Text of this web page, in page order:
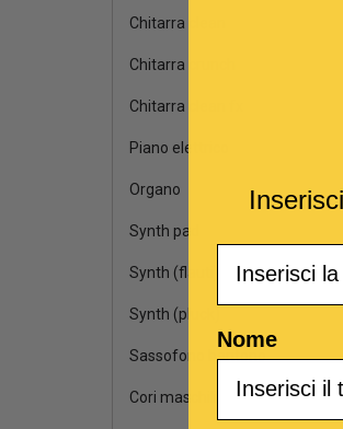
Chitarra clean
Chitarra crunch
Chitarra clean fx
Piano elettrico
Organo
Synth pad
Synth (flauti)
Synth (pluck)
Sassofono baritono
Cori maschili
Nome